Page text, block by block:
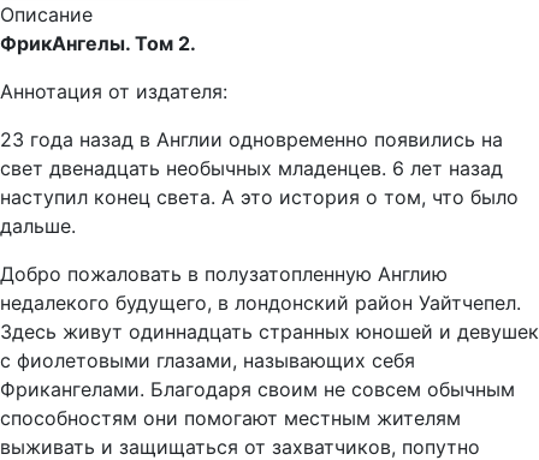
Описание
ФрикАнгелы. Том 2.
Аннотация от издателя:
23 года назад в Англии одновременно появились на
свет двенадцать необычных младенцев. 6 лет назад
наступил конец света. А это история о том, что было
дальше.
Добро пожаловать в полузатопленную Англию
недалекого будущего, в лондонский район Уайтчепел.
Здесь живут одиннадцать странных юношей и девушек
с фиолетовыми глазами, называющих себя
Фрикангелами. Благодаря своим не совсем обычным
способностям они помогают местным жителям
выживать и защищаться от захватчиков, попутно